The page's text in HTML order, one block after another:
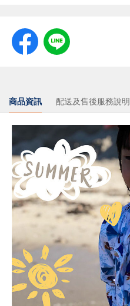
商品資訊 配送及售後服務說明